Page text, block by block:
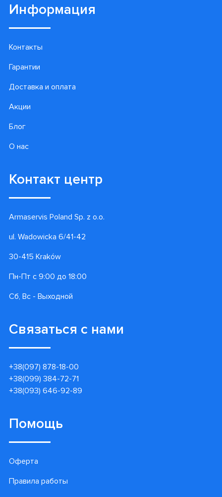
Информация
Контакты
Гарантии
Доставка и оплата
Акции
Блог
О нас
Контакт центр
Armaservis Poland Sp. z o.o.
ul. Wadowicka 6/41-42
30-415 Kraków
Пн-Пт с 9:00 до 18:00
Сб, Вс - Выходной
Связаться с нами
+38(097) 878-18-00
+38(099) 384-72-71
+38(093) 646-92-89
Помощь
Оферта
Правила работы